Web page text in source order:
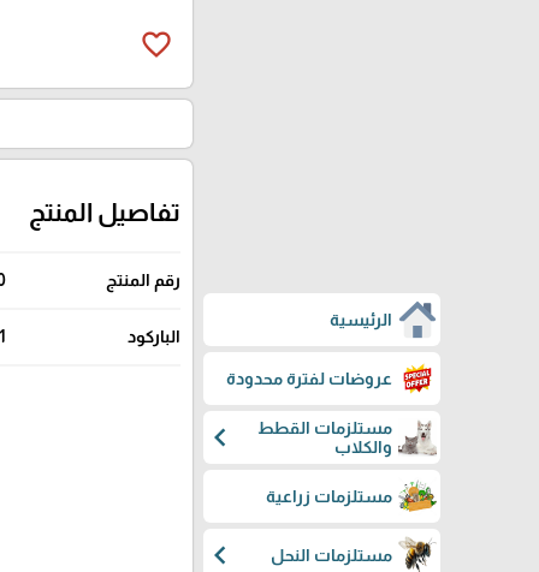
الرئيسية
عروضات لفترة محدودة
مستلزمات القطط
والكلاب
chevron_left
مستلزمات زراعية
مستلزمات النحل chevron_left
favorite_border
تفاصيل المنتج
رقم المنتج
الباركود